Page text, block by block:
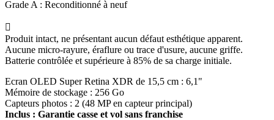
Grade A : Reconditionné à neuf

Produit intact, ne présentant aucun défaut esthétique apparent.
Aucune micro-rayure, éraflure ou trace d'usure, aucune griffe.
Batterie contrôlée et supérieure à 85% de sa charge initiale.
Ecran OLED Super Retina XDR de 15,5 cm : 6,1"
Mémoire de stockage : 256 Go
Capteurs photos : 2 (48 MP en capteur principal)
Inclus : Garantie casse et vol sans franchise